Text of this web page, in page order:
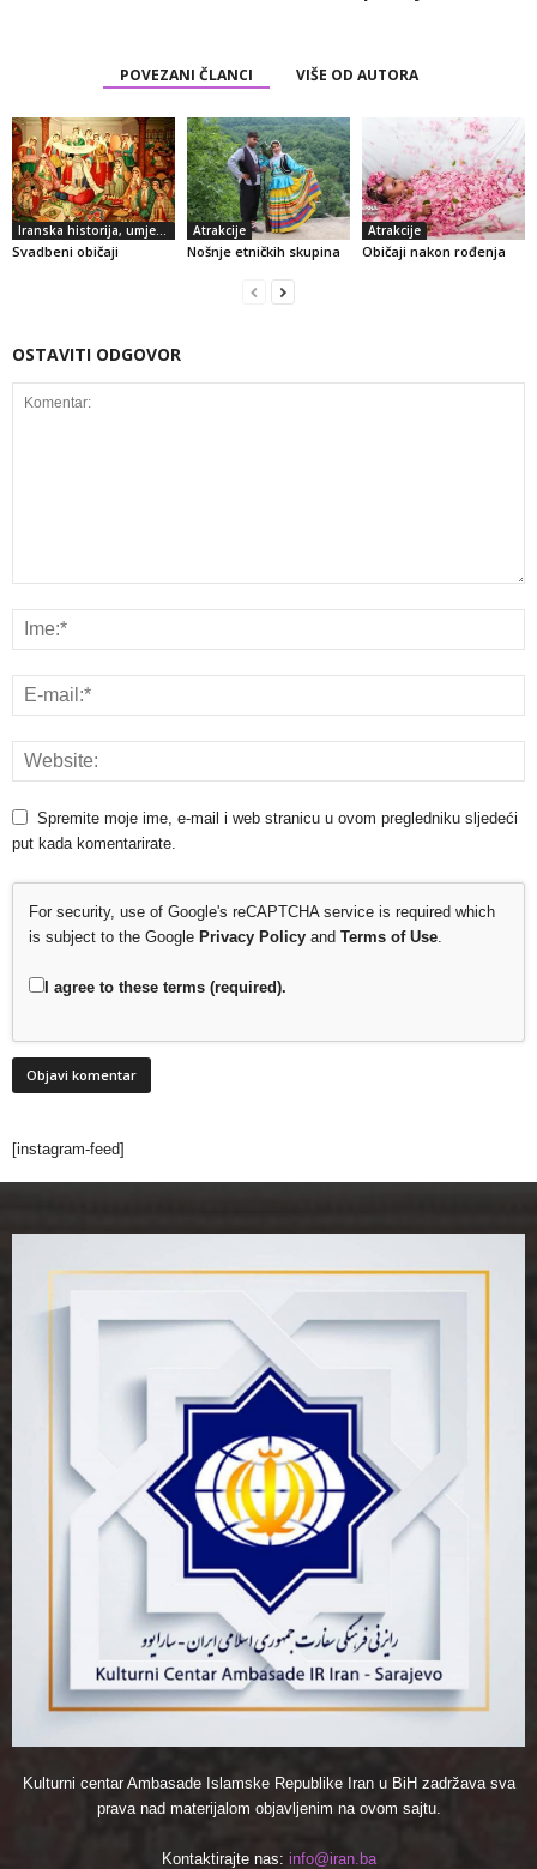
POVEZANI ČLANCI VIŠE OD AUTORA
Svadbeni običaji
Atrakcije
Nošnje etničkih skupina
Atrakcije
Običaji nakon rođenja
OSTAVITI ODGOVOR
Spremite moje ime, e-mail i web stranicu u ovom pregledniku sljedeći
put kada komentarirate.
For security, use of Google's reCAPTCHA service is required which
is subject to the Google Privacy Policy and Terms of Use
I agree to these terms (required).
[instagram-feed]
Kulturni centar Ambasade Islamske Republike Iran u BiH zadržava sva
prava nad materijalom objavljenim na ovom sajtu.
Kontaktirajte nas: info@iran.ba